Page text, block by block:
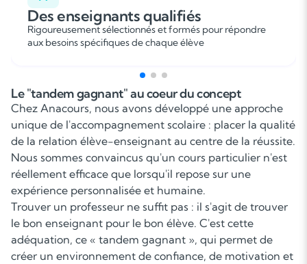
Des enseignants qualifiés
Rigoureusement sélectionnés et formés pour répondre
aux besoins spécifiques de chaque élève
Le "tandem gagnant" au coeur du concept
Chez Anacours, nous avons développé une approche
unique de l'accompagnement scolaire : placer la qualité
de la relation élève-enseignant au centre de la réussite.
Nous sommes convaincus qu'un cours particulier n'est
réellement efficace que lorsqu'il repose sur une
expérience personnalisée et humaine.
Trouver un professeur ne suffit pas : il s'agit de trouver
le bon enseignant pour le bon élève. C'est cette
adéquation, ce « tandem gagnant », qui permet de
créer un environnement de confiance, de motivation et